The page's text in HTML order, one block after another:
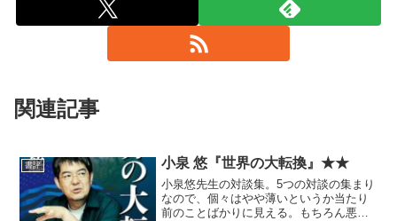
関連記事
書評 小泉 悠『世界の大転換』★★
小泉悠先生の対談集。5つの対談の集まり
なので、個々はやや薄いというか当たり
前のことばかりに見える。もちろん悪い